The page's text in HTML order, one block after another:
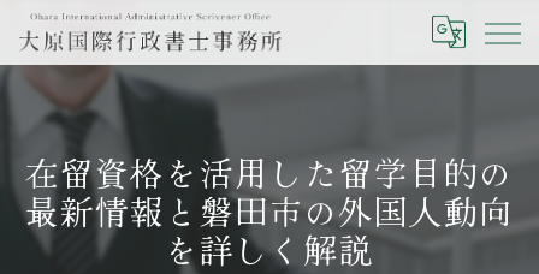
在留資格を活用した留学目的の
最新情報と磐田市の外国人動向
を詳しく解説